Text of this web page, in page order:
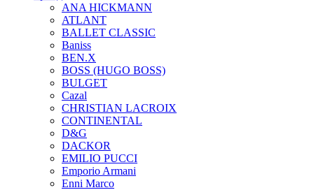
ANA HICKMANN
ATLANT
BALLET CLASSIC
Baniss
BEN.X
BOSS (HUGO BOSS)
BULGET
Cazal
CHRISTIAN LACROIX
CONTINENTAL
D&G
DACKOR
EMILIO PUCCI
Emporio Armani
Enni Marco